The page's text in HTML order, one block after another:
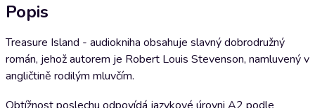
Popis
Treasure Island - audiokniha obsahuje slavný dobrodružný
román, jehož autorem je Robert Louis Stevenson, namluvený v
angličtině rodilým mluvčím.